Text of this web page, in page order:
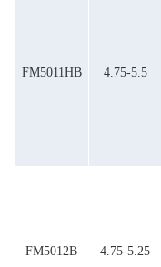
FM5011HB 4.75-5.5
FM5012B 4.75-5.25